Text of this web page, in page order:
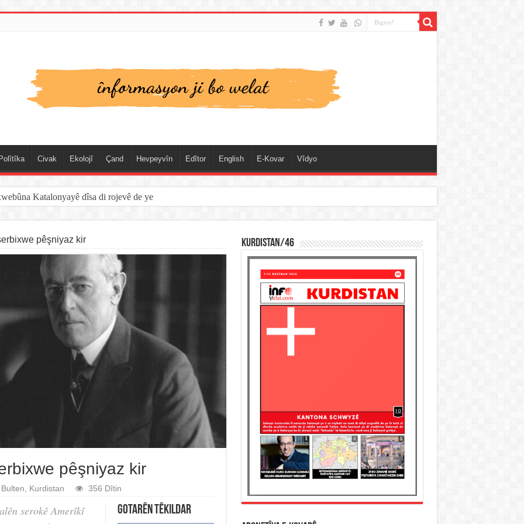
Civak Ekolojî Çand Hevpeyvîn Edîtor English E-Kovar Vîdyo
Katalonyayê dîsa di rojevê de ye
pêşniyaz kir
pêşniyaz kir
Bulten, Kurdistan 356 Dîtin
Gotarên Têkildar
serokê Amerîkî
KURDISTAN/46